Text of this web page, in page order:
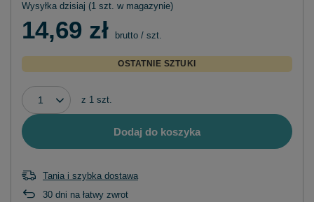
Wysyłka dzisiaj (1 szt. w magazynie)
14,69 zł brutto / szt.
OSTATNIE SZTUKI
z 1 szt.
Dodaj do koszyka
Tania i szybka dostawa
30 dni na łatwy zwrot